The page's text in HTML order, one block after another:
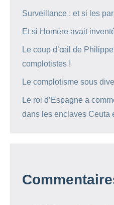
Surveillance : et si les
Et si Homère avait
Le coup d’œil de
complotistes !
Le complotisme sous
Le roi d’Espagne a
dans les enclaves Ceuta